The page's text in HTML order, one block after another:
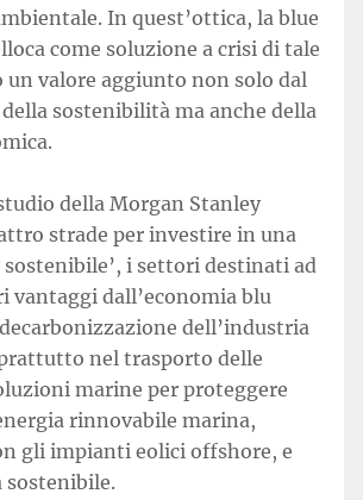
In quest’ottica, la blue
come soluzione a crisi di tale
un valore aggiunto non solo dal
sostenibilità ma anche della
della Morgan Stanley
strade per investire in una
sostenibile’, i settori destinati ad
vantaggi dall’economia blu
dell’industria
nel trasporto delle
marine per proteggere
rinnovabile marina,
gli impianti eolici offshore, e
sostenibile.